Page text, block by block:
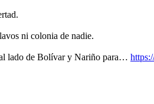
ni colonia de nadie.
lado de Bolívar y Nariño para…